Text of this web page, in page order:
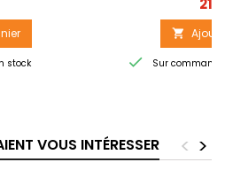
stock

 Sur
VOUS INTÉRESSER >
<